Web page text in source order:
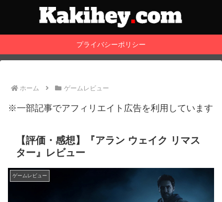
プライバシーポリシー
ホーム ゲームレビュー
※一部記事でアフィリエイト広告を利用しています
【評価・感想】『アラン ウェイク リマス
ター』レビュー
ゲームレビュー